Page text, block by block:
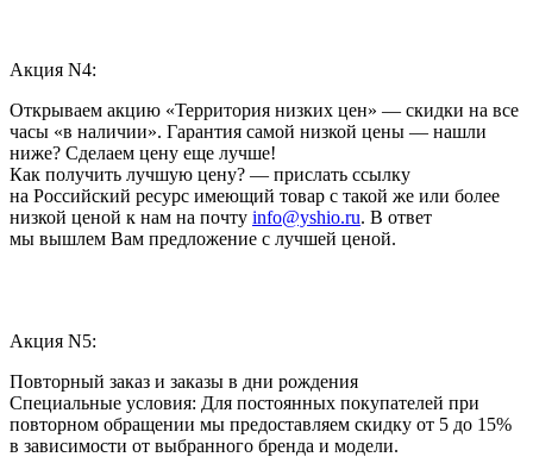
Акция N4:
Открываем акцию «Территория низких цен» — скидки на все
часы «в наличии». Гарантия самой низкой цены — нашли
ниже? Сделаем цену еще лучше!
Как получить лучшую цену? — прислать ссылку
на Российский ресурс имеющий товар с такой же или более
низкой ценой к нам на почту info@yshio.ru. В ответ
мы вышлем Вам предложение с лучшей ценой.
Акция N5:
Повторный заказ и заказы в дни рождения
Специальные условия: Для постоянных покупателей при
повторном обращении мы предоставляем скидку от 5 до 15%
в зависимости от выбранного бренда и модели.